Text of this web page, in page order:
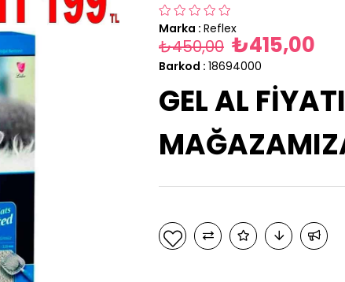
Marka : Reflex
₺450,00 ₺415,00
Barkod : 18694000
GEL AL